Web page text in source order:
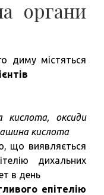
органи
диму містяться
кислота, оксиди
кислота
що виявляється
дихальних
в день
епітелію